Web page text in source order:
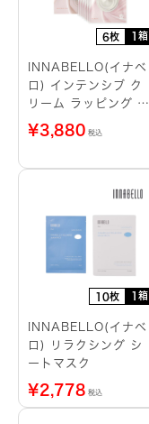
6枚 1箱
INNABELLO(イナベ
ロ) インテンシブ ク
リーム ラッピング シ
ートマスク
¥3,880 税込
10枚 1箱
INNABELLO(イナベ
ロ) リラクシング シ
ートマスク
¥2,778 税込